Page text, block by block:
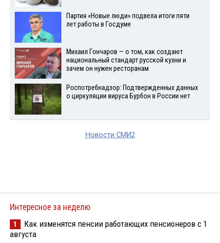
Партия «Новые люди» подвела итоги пяти
лет работы в Госдуме
Михаил Гончаров — о том, как создают
национальный стандарт русской кухни и
зачем он нужен ресторанам
Роспотребнадзор: Подтвержденных данных
о циркуляции вируса Бурбон в России нет
Новости СМИ2
Интересное за неделю
1
Как изменятся пенсии работающих пенсионеров с 1
августа